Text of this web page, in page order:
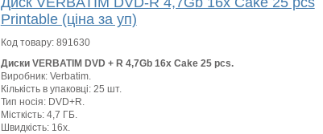
Printable (ціна за уп)
Код товару: 891630
Диски VERBATIM DVD + R 4,7Gb 16x Cake 25 pcs.
Виробник: Verbatim.
Кількість в упаковці: 25 шт.
Тип носія: DVD+R.
Місткість: 4,7 ГБ.
Швидкість: 16x.